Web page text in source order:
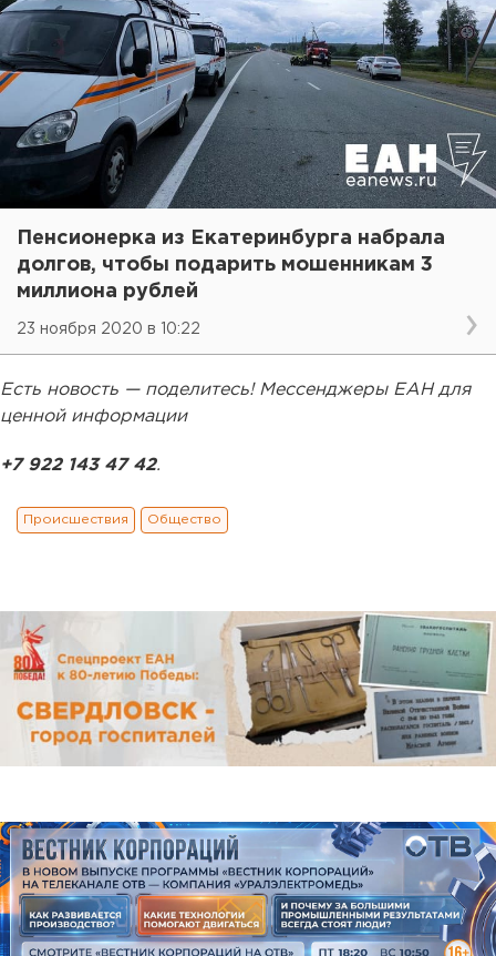
Пенсионерка из Екатеринбурга набрала
долгов, чтобы подарить мошенникам 3
миллиона рублей
23 ноября 2020 в 10:22
Есть новость — поделитесь! Мессенджеры ЕАН для
ценной информации
+7 922 143 47 42.
Происшествия Общество